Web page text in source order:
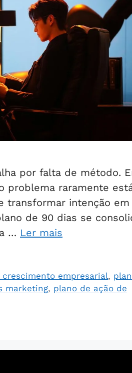
por falta de método.
problema raramente
transformar intenção em
de 90 dias se
… Ler mais
empresarial,
marketing, plano de ação de